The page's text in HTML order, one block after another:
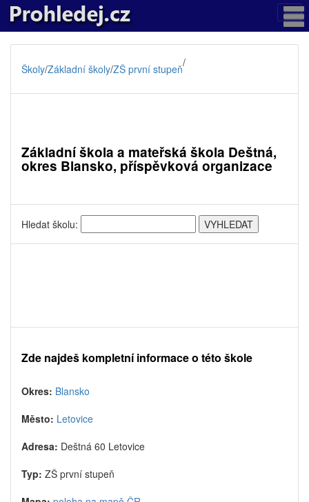
Školy/Základní školy/ZŠ první stupeň/
Základní škola a mateřská škola Deštná,
okres Blansko, příspěvková organizace
Hledat školu:
Zde najdeš kompletní informace o této škole
Okres: Blansko
Město: Letovice
Adresa: Deštná 60 Letovice
Typ: ZŠ první stupeň